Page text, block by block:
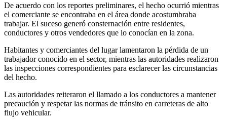
De acuerdo con los reportes preliminares, el hecho ocurrió mientras
el comerciante se encontraba en el área donde acostumbraba
trabajar. El suceso generó consternación entre residentes,
conductores y otros vendedores que lo conocían en la zona.
Habitantes y comerciantes del lugar lamentaron la pérdida de un
trabajador conocido en el sector, mientras las autoridades realizaron
las inspecciones correspondientes para esclarecer las circunstancias
del hecho.
Las autoridades reiteraron el llamado a los conductores a mantener
precaución y respetar las normas de tránsito en carreteras de alto
flujo vehicular.